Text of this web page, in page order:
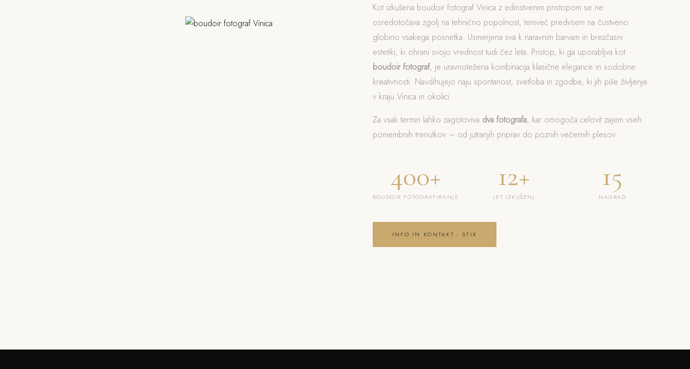
Kot izkušena boudoir fotograf Vinica z edinstvenim pristopom se ne
osredotočava zgolj na tehnično popolnost, temveč predvsem na čustveno
globino vsakega posnetka. Usmerjena sva k naravnim barvam in brezčasni
estetiki, ki ohrani svojo vrednost tudi čez leta. Pristop, ki ga uporabljva kot
boudoir fotograf, je uravnotežena kombinacija klasične elegance in sodobne
kreativnosti. Navdihujejo naju spontanost, svetloba in zgodbe, ki jih piše življenje
v kraju Vinica in okolici.
Za vsak termin lahko zagotoviva dva fotografa, kar omogoča celovit zajem vseh
pomembnih trenutkov – od jutranjih priprav do poznih večernih plesov.
400+
BOUDOIR FOTOGRAFIRANJE
12+
LET IZKUŠENJ
15
NAGRAD
INFO IN KONTAKT - STIK